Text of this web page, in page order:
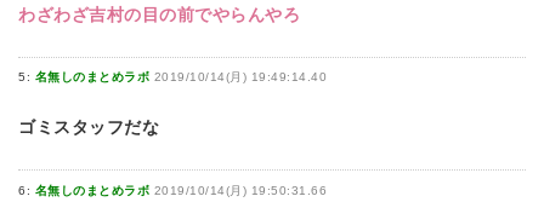
わざわざ吉村の目の前でやらんやろ
5: 名無しのまとめラボ 2019/10/14(月) 19:49:14.40
ゴミスタッフだな
6: 名無しのまとめラボ 2019/10/14(月) 19:50:31.66